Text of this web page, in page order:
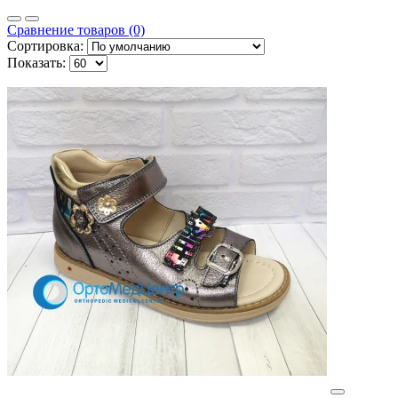
Сравнение товаров (0)
Сортировка:
Показать: